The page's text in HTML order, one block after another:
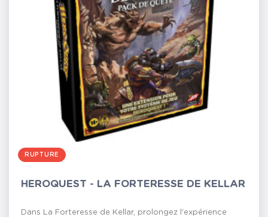
RUPTURE
HEROQUEST - LA FORTERESSE DE KELLAR
Dans La Forteresse de Kellar, prolongez l'expérience